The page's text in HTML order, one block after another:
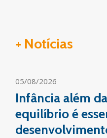
+ Notícias
05/08/2026
Infância além
equilíbrio é